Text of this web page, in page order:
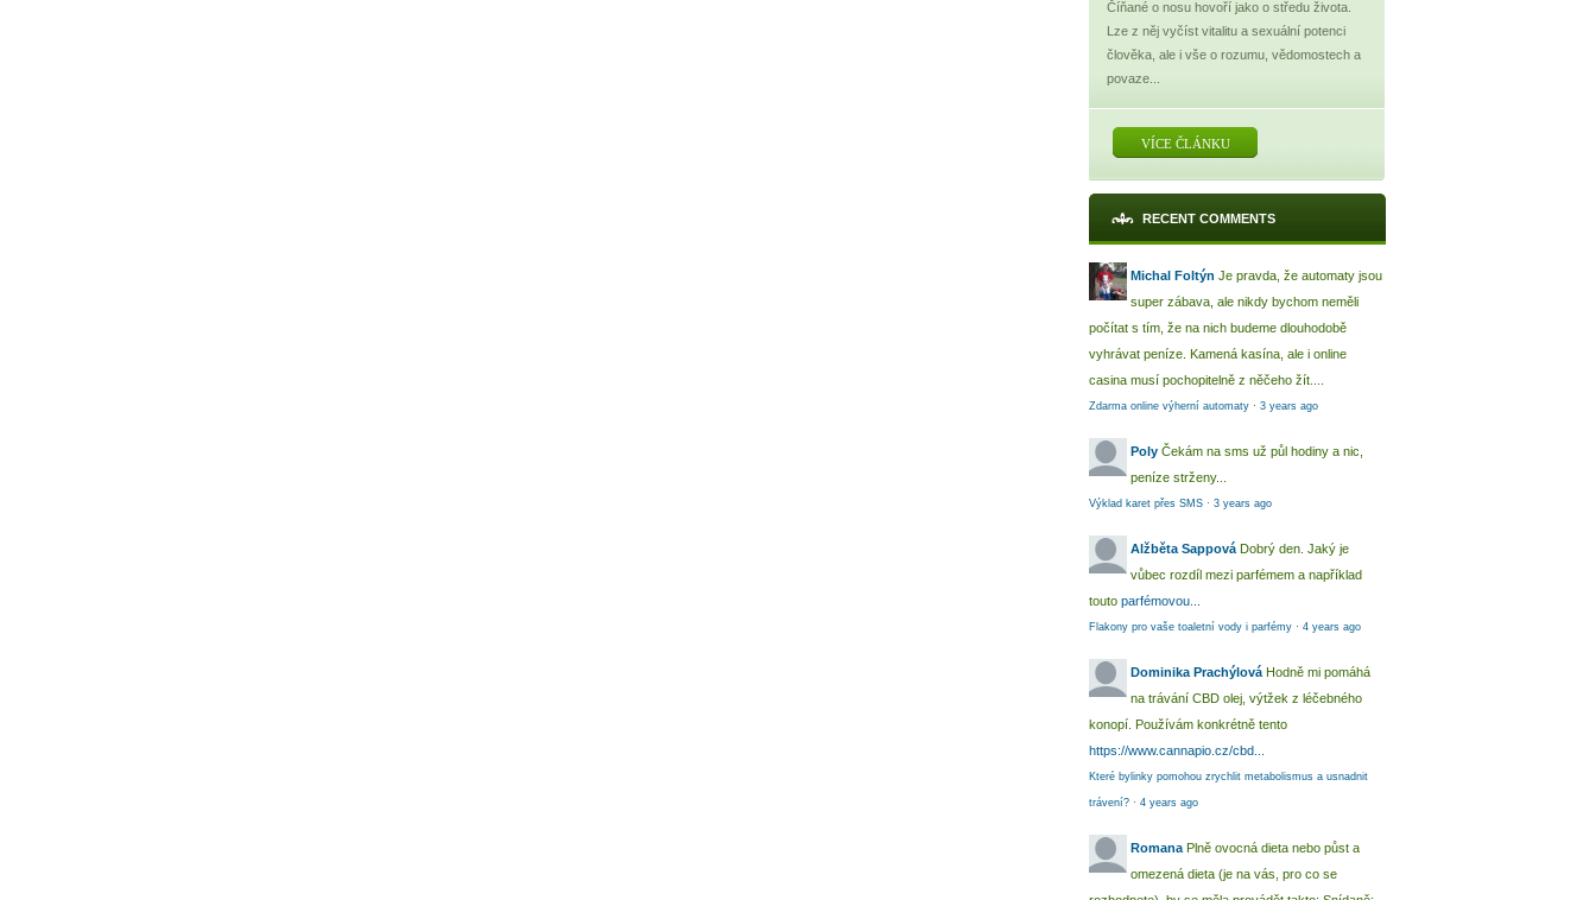
Číňané o nosu hovoří jako o středu života.
Lze z něj vyčíst vitalitu a sexuální potenci
člověka, ale i vše o rozumu, vědomostech a
povaze...
VÍCE ČLÁNKU
RECENT COMMENTS
Michal Foltýn Je pravda, že automaty jsou
super zábava, ale nikdy bychom neměli
počítat s tím, že na nich budeme dlouhodobě
vyhrávat peníze. Kamená kasína, ale i online
casina musí pochopitelně z něčeho žít....
Zdarma online výherní automaty · 3 years ago
Poly Čekám na sms už půl hodiny a nic,
peníze strženy...
Výklad karet přes SMS · 3 years ago
Alžběta Sappová Dobrý den. Jaký je
vůbec rozdíl mezi parfémem a například
touto parfémovou...
Flakony pro vaše toaletní vody i parfémy · 4 years ago
Dominika Prachýlová Hodně mi pomáhá
na trávání CBD olej, výtžek z léčebného
konopí. Používám konkrétně tento
https://www.cannapio.cz/cbd...
Které bylinky pomohou zrychlit metabolismus a usnadnit
trávení? · 4 years ago
Romana Plně ovocná dieta nebo půst a
omezená dieta (je na vás, pro co se